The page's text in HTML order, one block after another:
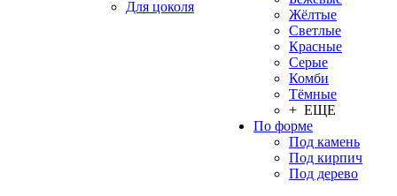
Для цоколя
Жёлтые
Светлые
Красные
Серые
Комби
Тёмные
+ ЕЩЕ
По форме
Под камень
Под кирпич
Под дерево